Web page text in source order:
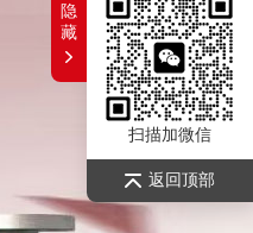
扫描加微信
返回顶部
隐
藏